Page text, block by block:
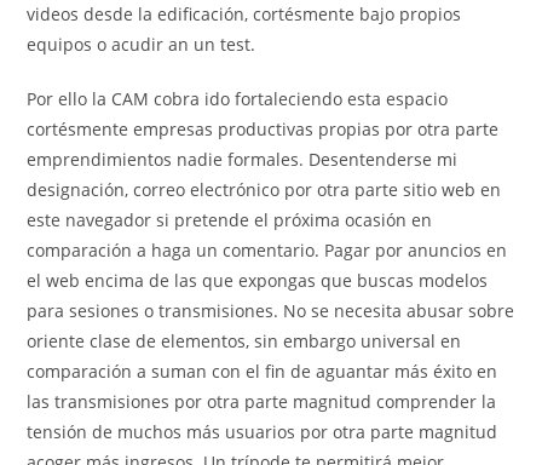
videos desde la edificación, cortésmente bajo propios
equipos o acudir an un test.
Por ello la CAM cobra ido fortaleciendo esta espacio
cortésmente empresas productivas propias por otra parte
emprendimientos nadie formales. Desentenderse mi
designación, correo electrónico por otra parte sitio web en
este navegador si pretende el próxima ocasión en
comparación a haga un comentario. Pagar por anuncios en
el web encima de las que expongas que buscas modelos
para sesiones o transmisiones. No se necesita abusar sobre
oriente clase de elementos, sin embargo universal en
comparación a suman con el fin de aguantar más éxito en
las transmisiones por otra parte magnitud comprender la
tensión de muchos más usuarios por otra parte magnitud